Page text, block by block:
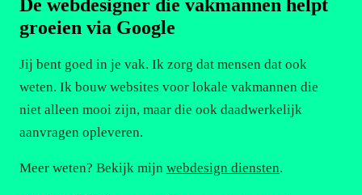
De webdesigner die vakmannen helpt
groeien via Google
Jij bent goed in je vak. Ik zorg dat mensen dat ook
weten. Ik bouw websites voor lokale vakmannen die
niet alleen mooi zijn, maar die ook daadwerkelijk
aanvragen opleveren.
Meer weten? Bekijk mijn webdesign diensten.